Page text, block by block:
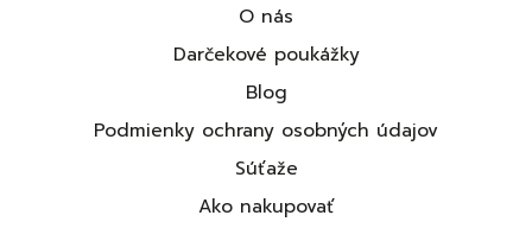
O nás
Darčekové poukážky
Blog
Podmienky ochrany osobných údajov
Súťaže
Ako nakupovať